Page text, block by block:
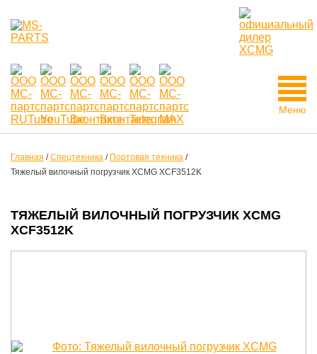
Меню
Главная /Спецтехника / Портовая техника /
Тяжелый вилочный погрузчик XCMG XCF3512K
ТЯЖЕЛЫЙ ВИЛОЧНЫЙ ПОГРУЗЧИК XCMG
XCF3512K